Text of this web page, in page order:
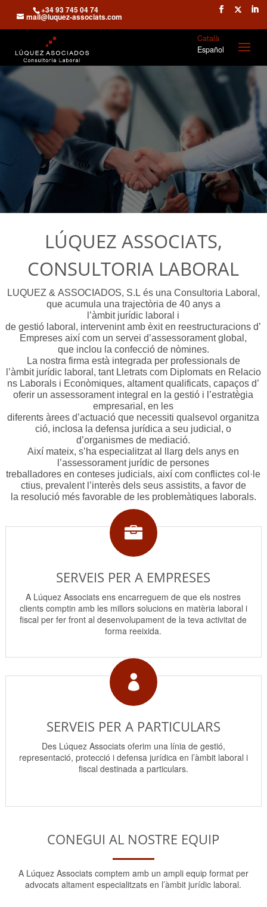
+34 93 745 04 74
mail@luquez-associats.com
Català
Español
LÚQUEZ ASSOCIATS,
CONSULTORIA LABORAL
LUQUEZ & ASSOCIADOS, S.L és una Consultoria Laboral,
que acumula una trajectòria de 40 anys a
l’àmbit jurídic laboral i
de gestió laboral, intervenint amb èxit en reestructuracions d’
Empreses així com un servei d’assessorament global,
que inclou la confecció de nòmines.
La nostra firma està integrada per professionals de
l’àmbit jurídic laboral, tant Lletrats com Diplomats en Relacio
ns Laborals i Econòmiques, altament qualificats, capaços d’
oferir un assessorament integral en la gestió i l’estratègia
empresarial, en les
diferents àrees d’actuació que necessiti qualsevol organitza
ció, inclosa la defensa jurídica a seu judicial, o
d’organismes de mediació.
Així mateix, s’ha especialitzat al llarg dels anys en
l’assessorament jurídic de persones
treballadores en conteses judicials, així com conflictes col·le
ctius, prevalent l’interès dels seus assistits, a favor de
la resolució més favorable de les problemàtiques laborals.

SERVEIS PER A EMPRESES
A Lúquez Associats ens encarreguem de que els nostres
clients comptin amb les millors solucions en matèria laboral i
fiscal per fer front al desenvolupament de la teva activitat de
forma reeixida.

SERVEIS PER A PARTICULARS
Des Lúquez Associats oferim una línia de gestió,
representació, protecció i defensa jurídica en l’àmbit laboral i
fiscal destinada a particulars.
CONEGUI AL NOSTRE EQUIP
A Lúquez Associats comptem amb un ampli equip format per
advocats altament especialitzats en l’àmbit jurídic laboral.